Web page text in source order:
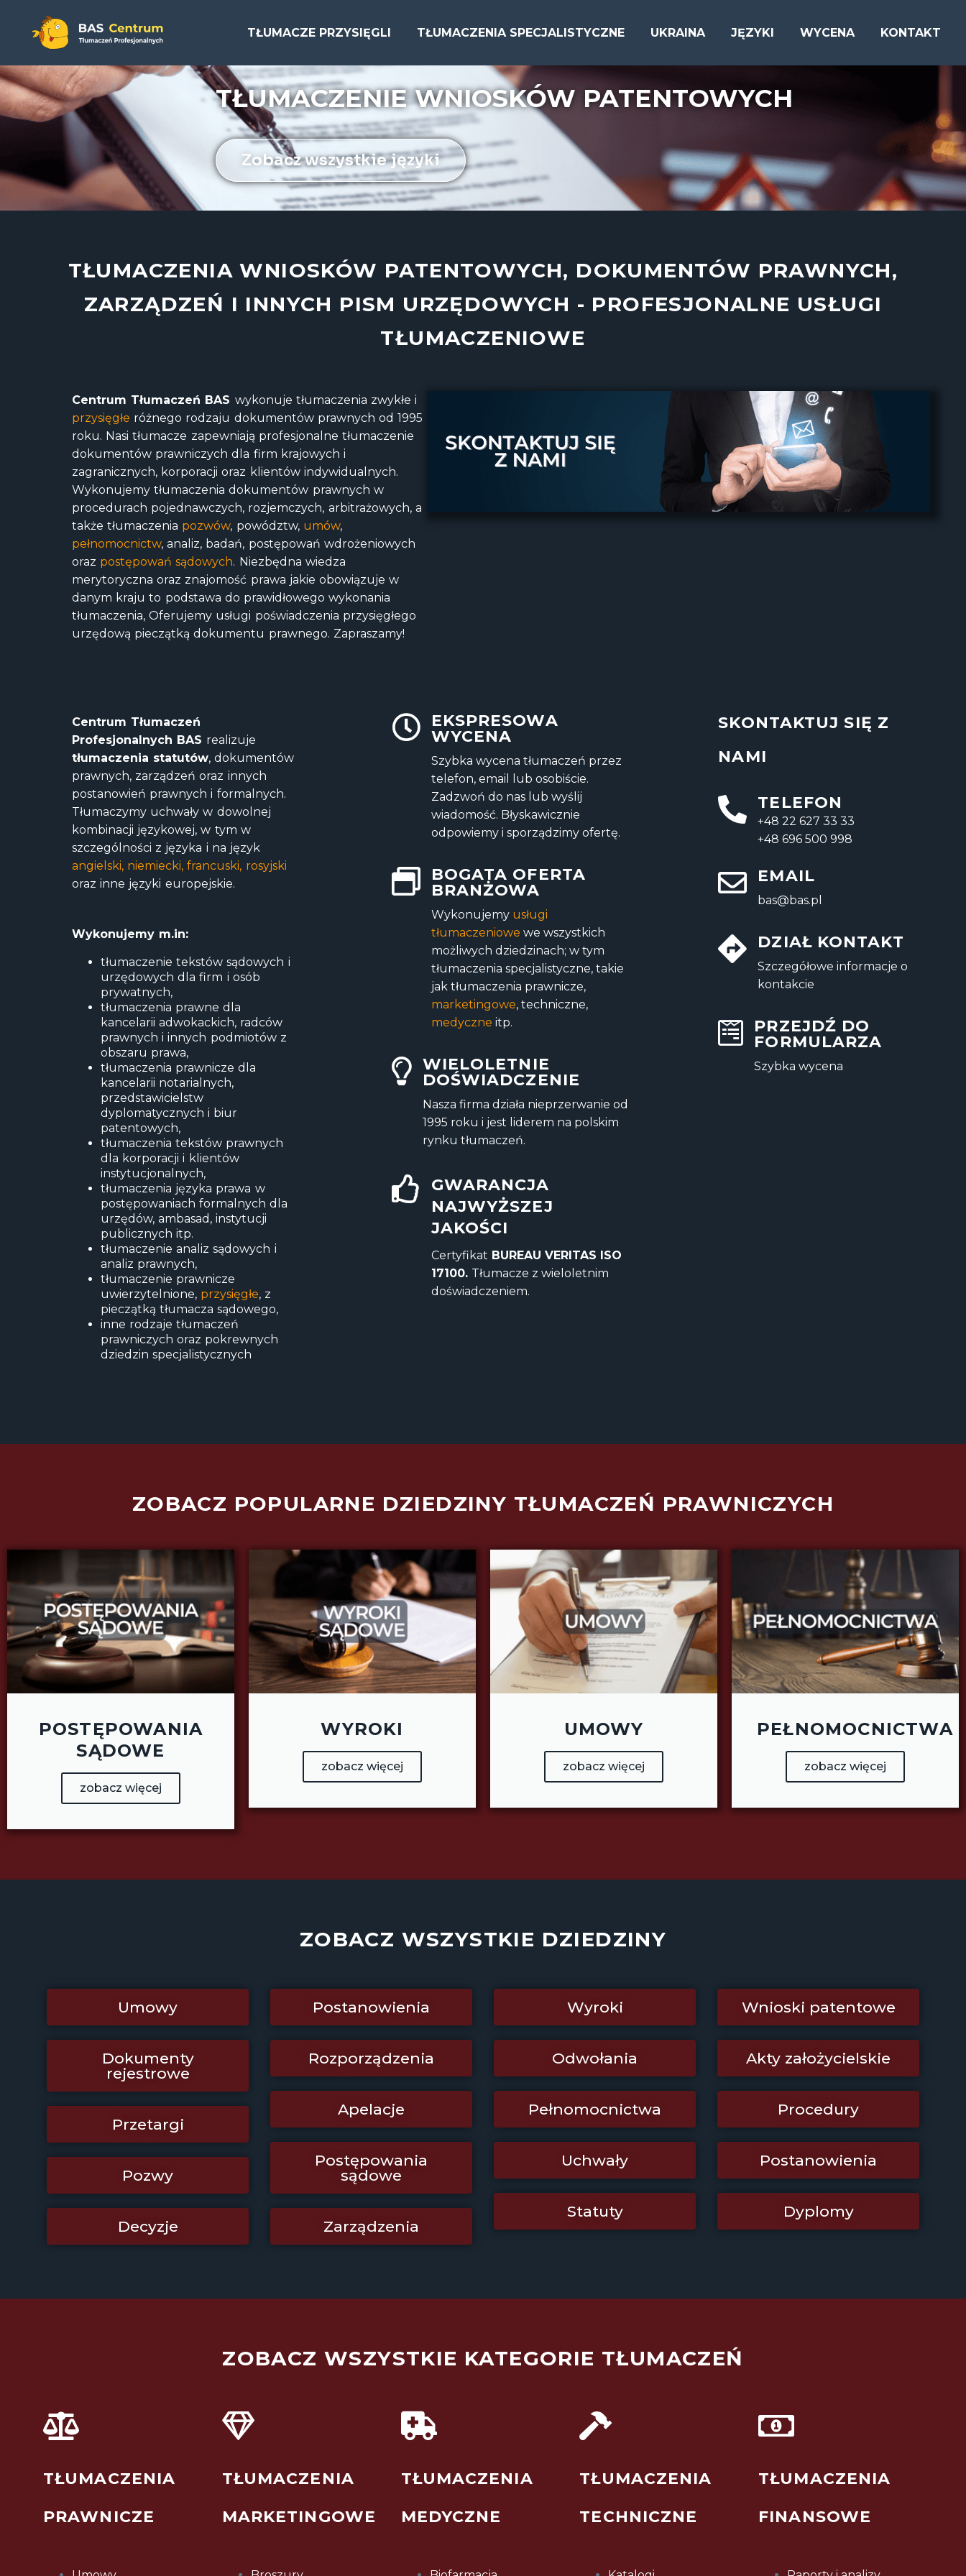
TŁUMACZE PRZYSIĘGLI TŁUMACZENIA SPECJALISTYCZNE UKRAINA JĘZYKI WYCENA KONTAKT
TŁUMACZENIE WNIOSKÓW PATENTOWYCH
Zobacz wszystkie języki
TŁUMACZENIA WNIOSKÓW PATENTOWYCH, DOKUMENTÓW PRAWNYCH,
ZARZĄDZEŃ I INNYCH PISM URZĘDOWYCH - PROFESJONALNE USŁUGI
TŁUMACZENIOWE
Centrum Tłumaczeń BAS wykonuje tłumaczenia zwykłe i
przysięgłe różnego rodzaju dokumentów prawnych od 1995
roku. Nasi tłumacze zapewniają profesjonalne tłumaczenie
dokumentów prawniczych dla firm krajowych i
zagranicznych, korporacji oraz klientów indywidualnych.
Wykonujemy tłumaczenia dokumentów prawnych w
procedurach pojednawczych, rozjemczych, arbitrażowych, a
także tłumaczenia pozwów, powództw, umów,
pełnomocnictw, analiz, badań, postępowań wdrożeniowych
oraz postępowań sądowych. Niezbędna wiedza
merytoryczna oraz znajomość prawa jakie obowiązuje w
danym kraju to podstawa do prawidłowego wykonania
tłumaczenia, Oferujemy usługi poświadczenia przysięgłego
urzędową pieczątką dokumentu prawnego. Zapraszamy!
Centrum Tłumaczeń
Profesjonalnych BAS realizuje
tłumaczenia statutów, dokumentów
prawnych, zarządzeń oraz innych
postanowień prawnych i formalnych.
Tłumaczymy uchwały w dowolnej
kombinacji językowej, w tym w
szczególności z języka i na język
angielski, niemiecki,francuski, rosyjski
oraz inne języki europejskie.
Wykonujemy m.in:
tłumaczenie tekstów sądowych i
urzędowych dla firm i osób
prywatnych,
tłumaczenia prawne dla
kancelarii adwokackich, radców
prawnych i innych podmiotów z
obszaru prawa,
tłumaczenia prawnicze dla
kancelarii notarialnych,
przedstawicielstw
dyplomatycznych i biur
patentowych,
tłumaczenia tekstów prawnych
dla korporacji i klientów
instytucjonalnych,
tłumaczenia języka prawa w
postępowaniach formalnych dla
urzędów, ambasad, instytucji
publicznych itp.
tłumaczenie analiz sądowych i
analiz prawnych,
tłumaczenie prawnicze
uwierzytelnione, przysięgłe, z
pieczątką tłumacza sądowego,
inne rodzaje tłumaczeń
prawniczych oraz pokrewnych
dziedzin specjalistycznych
EKSPRESOWA
WYCENA
Szybka wycena tłumaczeń przez
telefon, email lub osobiście.
Zadzwoń do nas lub wyślij
wiadomość. Błyskawicznie
odpowiemy i sporządzimy ofertę.
BOGATA OFERTA
BRANŻOWA
Wykonujemy usługi
tłumaczeniowe we wszystkich
możliwych dziedzinach; w tym
tłumaczenia specjalistyczne, takie
jak tłumaczenia prawnicze,
marketingowe, techniczne,
medyczne itp.
WIELOLETNIE
DOŚWIADCZENIE
Nasza firma działa nieprzerwanie od
1995 roku i jest liderem na polskim
rynku tłumaczeń.
GWARANCJA
NAJWYŻSZEJ
JAKOŚCI
Certyfikat BUREAU VERITAS ISO
17100. Tłumacze z wieloletnim
doświadczeniem.
SKONTAKTUJ SIĘ Z
NAMI
TELEFON
+48 22 627 33 33
+48 696 500 998
EMAIL
bas@bas.pl
DZIAŁ KONTAKT
Szczegółowe informacje o
kontakcie
PRZEJDŹ DO
FORMULARZA
Szybka wycena
ZOBACZ POPULARNE DZIEDZINY TŁUMACZEŃ PRAWNICZYCH
POSTĘPOWANIA
SĄDOWE
zobacz więcej
WYROKI
zobacz więcej
UMOWY
zobacz więcej
PEŁNOMOCNICTWA
zobacz więcej
ZOBACZ WSZYSTKIE DZIEDZINY
Umowy
Dokumenty
rejestrowe
Przetargi
Pozwy
Decyzje
Postanowienia
Rozporządzenia
Apelacje
Postępowania
sądowe
Zarządzenia
Wyroki
Odwołania
Pełnomocnictwa
Uchwały
Statuty
Wnioski patentowe
Akty założycielskie
Procedury
Postanowienia
Dyplomy
ZOBACZ WSZYSTKIE KATEGORIE TŁUMACZEŃ
TŁUMACZENIA
PRAWNICZE
TŁUMACZENIA
MARKETINGOWE
TŁUMACZENIA
MEDYCZNE
TŁUMACZENIA
TECHNICZNE
TŁUMACZENIA
FINANSOWE